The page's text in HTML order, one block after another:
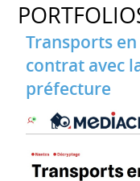
Transports
contrat avec
préfecture